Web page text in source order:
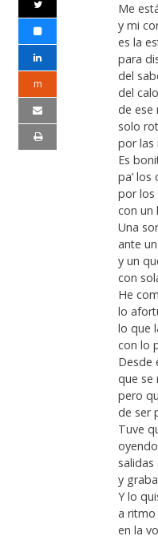
m
Me
y mi
es la
para
del
del
de ese
solo
por las
Es
pa’
por los
con un
Una
ante
y un
con
He
lo
lo que
con lo
Desde
que se
pero
de ser
Tuve
y
Y lo
a ritmo
en la